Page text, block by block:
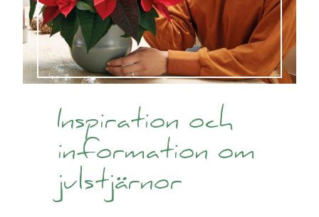
Inspiration och
information om
julstjärnor